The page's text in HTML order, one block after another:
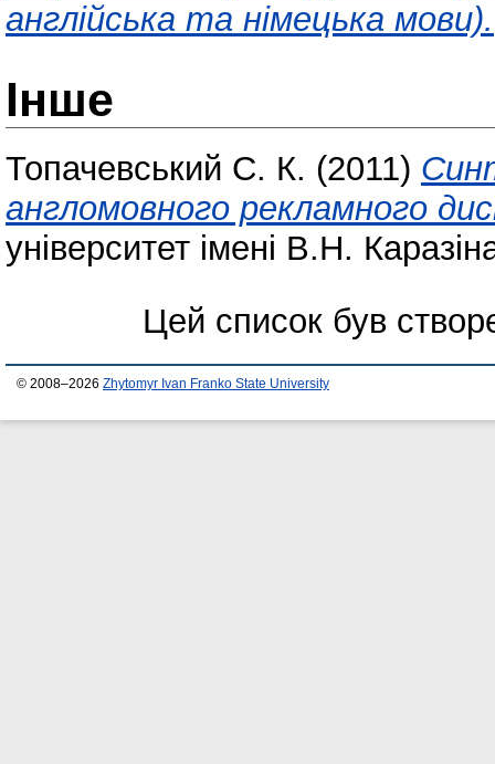
англійська та німецька мови).
Інше
Топачевський С. К. (2011)
англомовного рекламного
університет імені В.Н.
Цей список був
© 2008–2026 Zhytomyr Ivan Franko State University